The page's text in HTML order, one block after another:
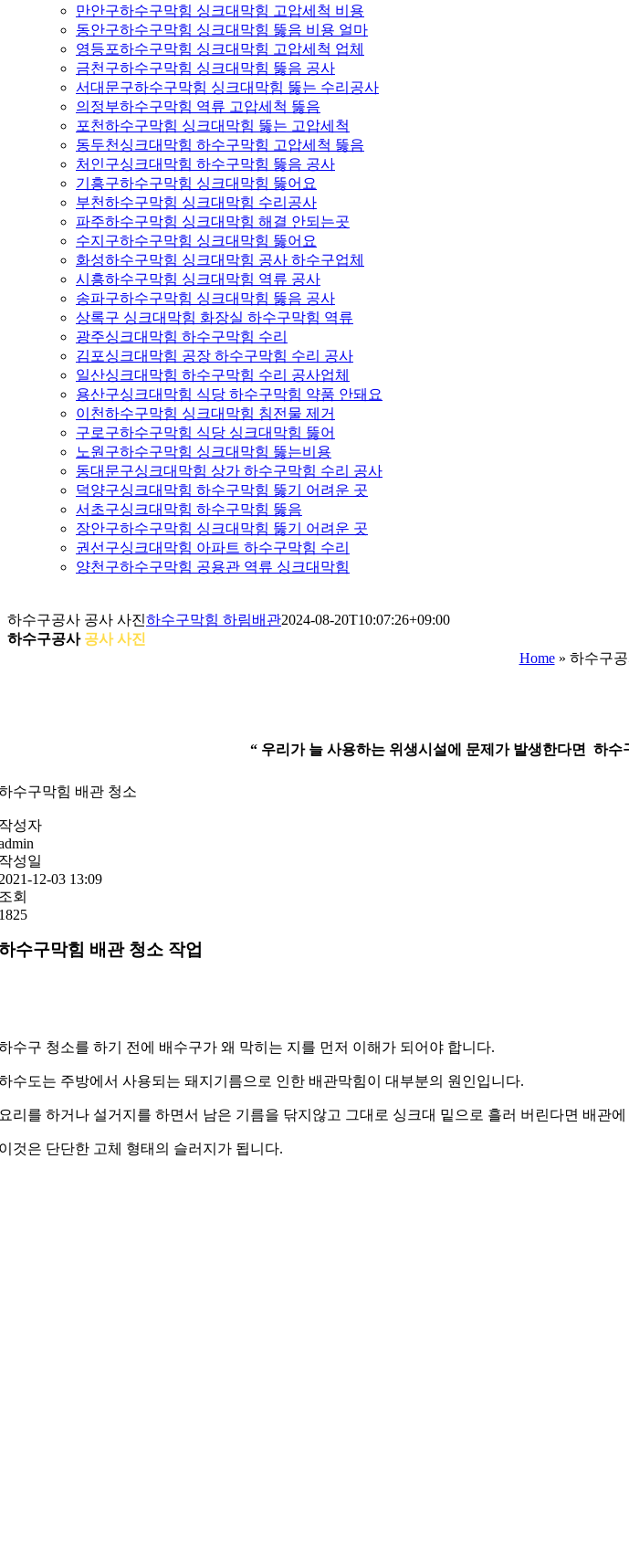
만안구하수구막힘 싱크대막힘 고압세척 비용
동안구하수구막힘 싱크대막힘 뚫음 비용 얼마
영등포하수구막힘 싱크대막힘 고압세척 업체
금천구하수구막힘 싱크대막힘 뚫음 공사
서대문구하수구막힘 싱크대막힘 뚫는 수리공사
의정부하수구막힘 역류 고압세척 뚫음
포천하수구막힘 싱크대막힘 뚫는 고압세척
동두천싱크대막힘 하수구막힘 고압세척 뚫음
처인구싱크대막힘 하수구막힘 뚫음 공사
기흥구하수구막힘 싱크대막힘 뚫어요
부천하수구막힘 싱크대막힘 수리공사
파주하수구막힘 싱크대막힘 해결 안되는곳
수지구하수구막힘 싱크대막힘 뚫어요
화성하수구막힘 싱크대막힘 공사 하수구업체
시흥하수구막힘 싱크대막힘 역류 공사
송파구하수구막힘 싱크대막힘 뚫음 공사
상록구 싱크대막힘 화장실 하수구막힘 역류
광주싱크대막힘 하수구막힘 수리
김포싱크대막힘 공장 하수구막힘 수리 공사
일산싱크대막힘 하수구막힘 수리 공사업체
용산구싱크대막힘 식당 하수구막힘 약품 안돼요
이천하수구막힘 싱크대막힘 침전물 제거
구로구하수구막힘 식당 싱크대막힘 뚫어
노원구하수구막힘 싱크대막힘 뚫는비용
동대문구싱크대막힘 상가 하수구막힘 수리 공사
덕양구싱크대막힘 하수구막힘 뚫기 어려운 곳
서초구싱크대막힘 하수구막힘 뚫음
장안구하수구막힘 싱크대막힘 뚫기 어려운 곳
권선구싱크대막힘 아파트 하수구막힘 수리
양천구하수구막힘 공용관 역류 싱크대막힘
하수구공사 공사 사진하수구막힘 하림배관2024-08-20T10:07:26+09:00
하수구공사 공사 사진
Home» 하수구
“ 우리가 늘 사용하는 위생시설에 문제가 발생한다면 하수
수구막힘 배관 청소
성자
성일
12-03 13:09
회
수구막힘 배관 청소 작업
수구 청소를 하기 전에 배수구가 왜 막히는 지를 먼저 이해가 되어야 합니다.
수도는 주방에서 사용되는 돼지기름으로 인한 배관막힘이 대부분의 원인입니다.
리를 하거나 설거지를 하면서 남은 기름을 닦지않고 그대로 싱크대 밑으로 흘러 버린다면 배관
것은 단단한 고체 형태의 슬러지가 됩니다.